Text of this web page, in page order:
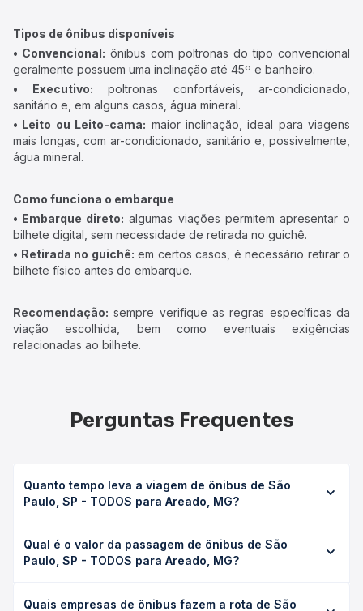
Tipos de ônibus disponíveis
• Convencional: ônibus com poltronas do tipo convencional
geralmente possuem uma inclinação até 45º e banheiro.
• Executivo: poltronas confortáveis, ar-condicionado,
sanitário e, em alguns casos, água mineral.
• Leito ou Leito-cama: maior inclinação, ideal para viagens
mais longas, com ar-condicionado, sanitário e, possivelmente,
água mineral.
Como funciona o embarque
• Embarque direto: algumas viações permitem apresentar o
bilhete digital, sem necessidade de retirada no guichê.
• Retirada no guichê: em certos casos, é necessário retirar o
bilhete físico antes do embarque.
Recomendação: sempre verifique as regras específicas da
viação escolhida, bem como eventuais exigências
relacionadas ao bilhete.
Perguntas Frequentes
Quanto tempo leva a viagem de ônibus de São
Paulo, SP - TODOS para Areado, MG?
Areado, MG leva em média 7h 25min, podendo variar
conforme a viação, o tipo de serviço (convencional,
Qual é o valor da passagem de ônibus de São
Paulo, SP - TODOS para Areado, MG?
TODOS para Areado, MG custa em média R$ 278,54 e
Quais empresas de ônibus fazem a rota de São